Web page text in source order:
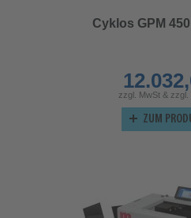
Cyklos GPM
zzgl. MwSt & zzgl.
ZUM